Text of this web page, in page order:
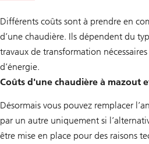
Différents coûts sont à prendre en
d’une chaudière. Ils dépendent du
travaux de transformation
d’énergie.
Coûts d'une chaudière à mazout
Désormais vous pouvez remplacer
par un autre uniquement si
être mise en place pour des raisons